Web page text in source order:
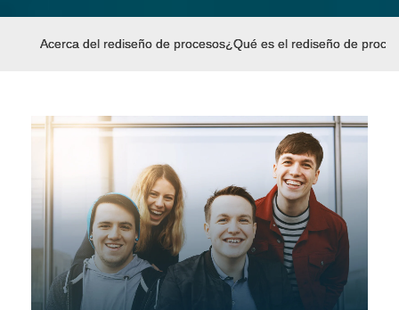
Acerca del rediseño de procesos¿Qué es el rediseño de